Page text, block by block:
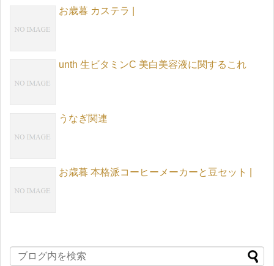
お歳暮 カステラ |
unth 生ビタミンC 美白美容液に関するこれ
うなぎ関連
お歳暮 本格派コーヒーメーカーと豆セット |